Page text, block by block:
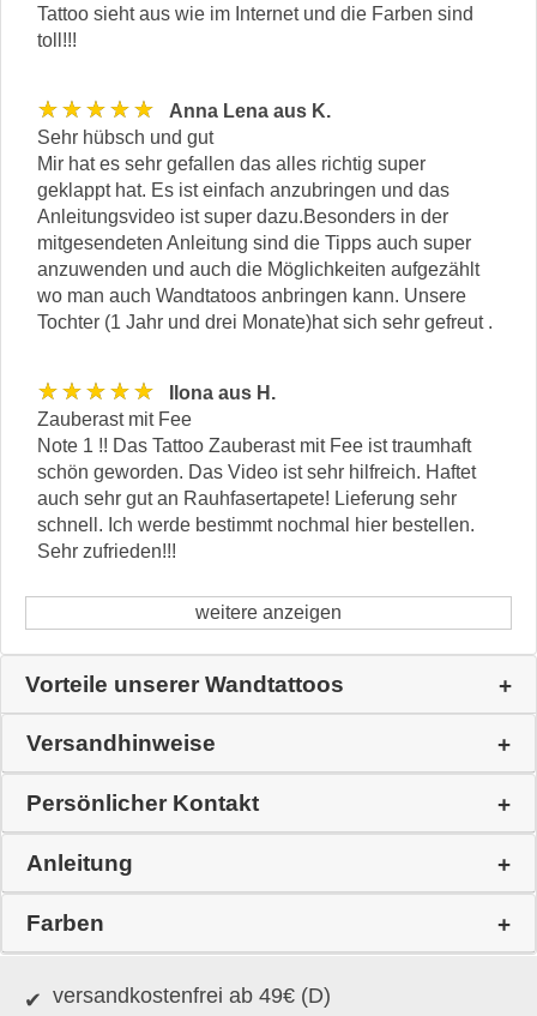
Tattoo sieht aus wie im Internet und die Farben sind
toll!!!
★★★★★
Anna Lena aus K.
Sehr hübsch und gut
Mir hat es sehr gefallen das alles richtig super
geklappt hat. Es ist einfach anzubringen und das
Anleitungsvideo ist super dazu.Besonders in der
mitgesendeten Anleitung sind die Tipps auch super
anzuwenden und auch die Möglichkeiten aufgezählt
wo man auch Wandtatoos anbringen kann. Unsere
Tochter (1 Jahr und drei Monate)hat sich sehr gefreut .
★★★★★
Ilona aus H.
Zauberast mit Fee
Note 1 !! Das Tattoo Zauberast mit Fee ist traumhaft
schön geworden. Das Video ist sehr hilfreich. Haftet
auch sehr gut an Rauhfasertapete! Lieferung sehr
schnell. Ich werde bestimmt nochmal hier bestellen.
Sehr zufrieden!!!
weitere anzeigen
Vorteile unserer Wandtattoos
Versandhinweise
Persönlicher Kontakt
Anleitung
Farben
versandkostenfrei ab 49€ (D)